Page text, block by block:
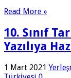
Read More »
10. Sınıf
Yazılıya
1 Mart 2021